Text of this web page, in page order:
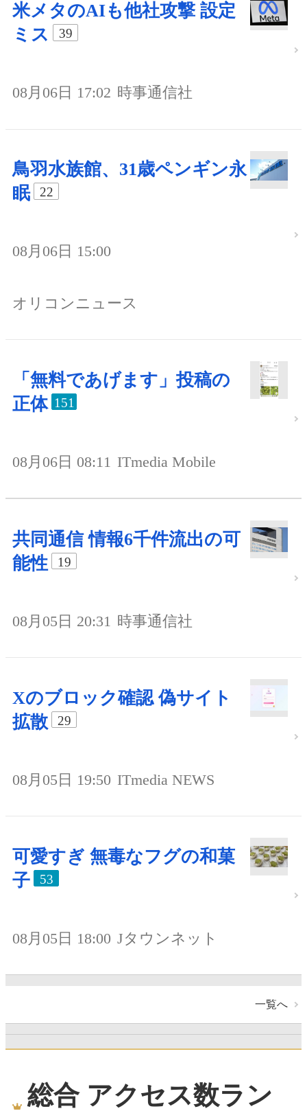
米メタのAIも他社攻撃 設定
ミス
39
08月06日 17:02 時事通信社
鳥羽水族館、31歳ペンギン永
眠
22
08月06日 15:00
オリコンニュース
「無料であげます」投稿の
正体 151
08月06日 08:11 ITmedia Mobile
共同通信 情報6千件流出の可
能性
19
08月05日 20:31 時事通信社
Xのブロック確認 偽サイト
拡散
29
08月05日 19:50 ITmedia NEWS
可愛すぎ 無毒なフグの和菓
子
53
08月05日 18:00 Jタウンネット
一覧へ
総合 アクセス数ラン